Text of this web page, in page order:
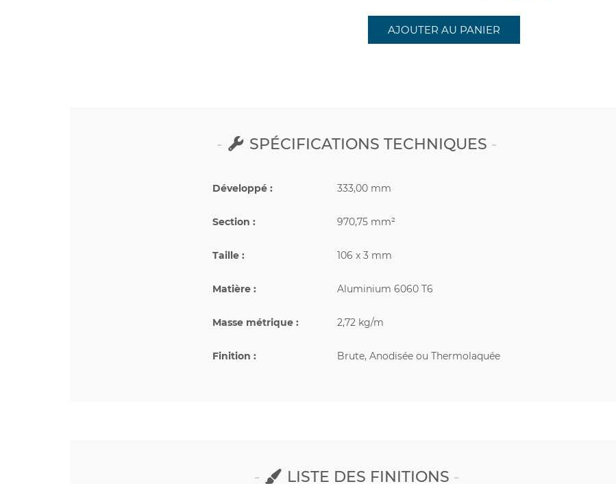
AJOUTER AU PANIER
SPÉCIFICATIONS TECHNIQUES
Développé : 333,00 mm
Section : 970,75 mm²
Taille : 106 x 3 mm
Matière : Aluminium 6060 T6
Masse métrique : 2,72 kg/m
Finition : Brute, Anodisée ou Thermolaquée
LISTE DES FINITIONS